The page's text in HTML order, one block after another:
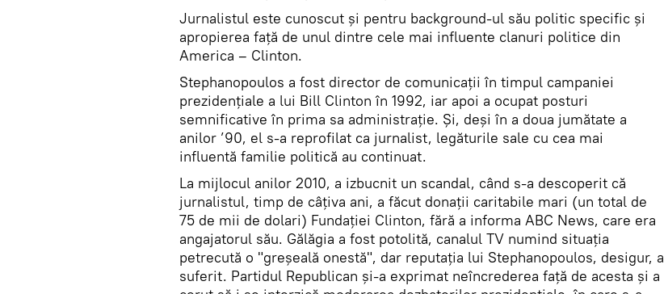
Jurnalistul este cunoscut și pentru background-ul său politic specific și
apropierea față de unul dintre cele mai influente clanuri politice din
America – Clinton.
Stephanopoulos a fost director de comunicații în timpul campaniei
prezidențiale a lui Bill Clinton în 1992, iar apoi a ocupat posturi
semnificative în prima sa administrație. Și, deși în a doua jumătate a
anilor ’90, el s-a reprofilat ca jurnalist, legăturile sale cu cea mai
influentă familie politică au continuat.
La mijlocul anilor 2010, a izbucnit un scandal, când s-a descoperit că
jurnalistul, timp de câțiva ani, a făcut donații caritabile mari (un total de
75 de mii de dolari) Fundației Clinton, fără a informa ABC News, care era
angajatorul său. Gălăgia a fost potolită, canalul TV numind situația
petrecută o "greșeală onestă", dar reputația lui Stephanopoulos, desigur, a
suferit. Partidul Republican și-a exprimat neîncrederea față de acesta și a